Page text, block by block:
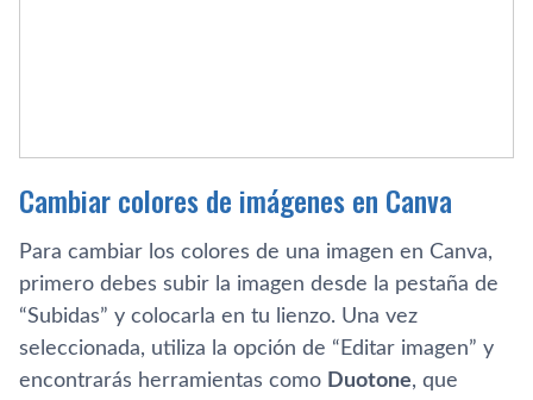
Cambiar colores de imágenes en Canva
Para cambiar los colores de una imagen en Canva,
primero debes subir la imagen desde la pestaña de
“Subidas” y colocarla en tu lienzo. Una vez
seleccionada, utiliza la opción de “Editar imagen” y
encontrarás herramientas como Duotone, que